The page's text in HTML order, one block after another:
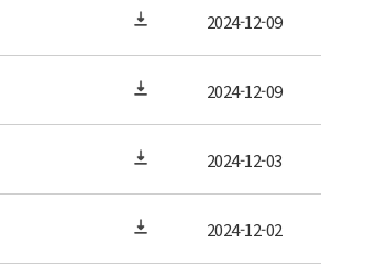
2024-12-09
2024-12-09
2024-12-03
2024-12-02